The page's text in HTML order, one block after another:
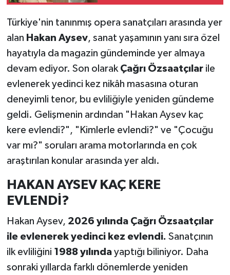
Türkiye'nin tanınmış opera sanatçıları arasında yer
alan Hakan Aysev, sanat yaşamının yanı sıra özel
hayatıyla da magazin gündeminde yer almaya
devam ediyor. Son olarak Çağrı Özsaatçılarile
evlenerek yedinci kez nikâh masasına oturan
deneyimli tenor, bu evliliğiyle yeniden gündeme
geldi. Gelişmenin ardından "Hakan Aysev kaç
kere evlendi?", "Kimlerle evlendi?" ve "Çocuğu
var mı?" soruları arama motorlarında en çok
araştırılan konular arasında yer aldı.
HAKAN AYSEV KAÇ KERE
EVLENDİ?
Hakan Aysev, 2026 yılında Çağrı Özsaatçılar
ile evlenerek yedinci kez evlendi. Sanatçının
ilk evliliğini 1988 yılındayaptığı biliniyor. Daha
sonraki yıllarda farklı dönemlerde yeniden